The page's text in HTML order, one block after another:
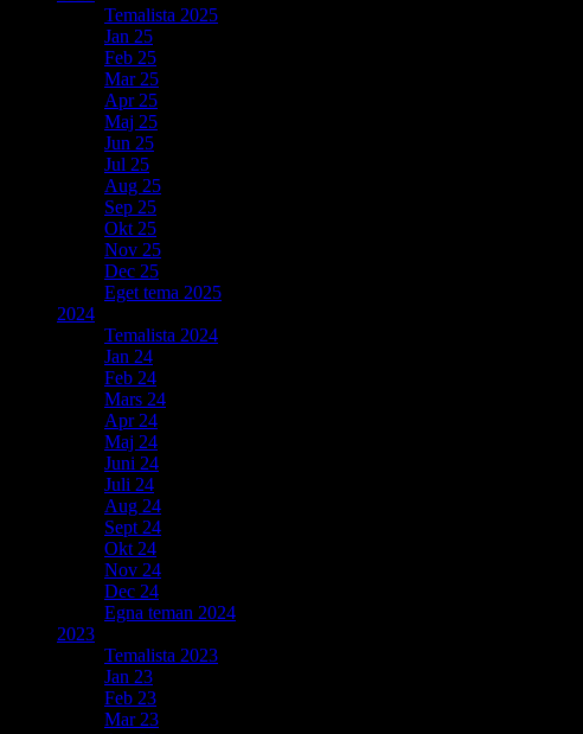
Temalista 2025
Jan 25
Feb 25
Mar 25
Apr 25
Maj 25
Jun 25
Jul 25
Aug 25
Sep 25
Okt 25
Nov 25
Dec 25
Eget tema 2025
2024
Temalista 2024
Jan 24
Feb 24
Mars 24
Apr 24
Maj 24
Juni 24
Juli 24
Aug 24
Sept 24
Okt 24
Nov 24
Dec 24
Egna teman 2024
2023
Temalista 2023
Jan 23
Feb 23
Mar 23